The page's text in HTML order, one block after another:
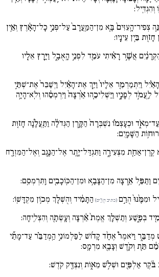
צְפִיר־הָֽעִזִּים֙ בָּ֚א מִן־הַמַּֽעֲרָב֙ עַל־פְּנֵ֣י כָל־הָאָ֔רֶץ וְאֵ֥ין
בֵּ֥ין עֵינָֽיו:
אֲשֶׁ֣ר רָאִ֔יתִי עֹמֵ֖ד לִפְנֵ֣י הָֽאֻבָ֑ל וַיָּ֥רָץ אֵלָ֖יו
וַיִּתְמַרְמַ֚ר אֵלָיו֙ וַיַּ֣ךְ אֶת־הָאַ֔יִל וַיְשַׁבֵּר֙ אֶת־שְׁתֵּ֣י
לַֽעֲמֹ֣ד לְפָנָ֑יו וַיַּשְׁלִיכֵ֚הוּ אַ֙רְצָה֙ וַיִּרְמְסֵ֔הוּ וְלֹֽא־הָיָ֥ה
עַד־מְאֹ֑ד וּכְעָצְמ֗וֹ נִשְׁבְּרָה֙ הַקֶּ֣רֶן הַגְּדֹלָ֔ה וַתַּֽעֲלֶ֜נָה חָז֚וּת
הַשָּׁמָֽיִם:
מִצְּעִירָ֑ה וַתִּגְדַּל־יֶ֛תֶר אֶל־הַנֶּ֥גֶב וְאֶל־הַמִּזְרָ֖ח
וַתַּפֵּ֥ל אַ֛רְצָה מִן־הַצָּבָ֥א וּמִן־הַכּֽוֹכָבִ֖ים וַֽתִּרְמְסֵֽם:
וּמִמֶּ֙נּוּ֙ הֻרַ֣ם (כתיב הֻרַ֣ים) הַתָּמִ֔יד וְהֻשְׁלַ֖ךְ מְכ֥וֹן מִקְדָּשֽׁוֹ:
בְּפָ֑שַׁע וְתַשְׁלֵ֚ךְ אֱמֶת֙ אַ֔רְצָה וְעָֽשְׂתָ֖ה וְהִצְלִֽיחָה:
מְדַבֵּ֑ר וַיֹּאמֶר֩ אֶחָ֨ד קָד֜וֹשׁ לַפַּלְמוֹנִ֣י הַֽמְדַבֵּ֗ר עַד־מָתַ֞י
תֵּ֛ת וְקֹ֥דֶשׁ וְצָבָ֖א מִרְמָֽס:
בֹּ֔קֶר אַלְפַּ֖יִם וּשְׁלֹ֣שׁ מֵא֑וֹת וְנִצְדַּ֖ק קֹֽדֶשׁ: